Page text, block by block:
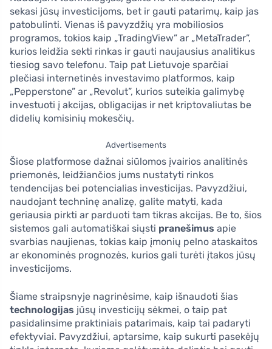
sekasi jūsų investicijoms, bet ir gauti patarimų, kaip jas
patobulinti. Vienas iš pavyzdžių yra mobiliosios
programos, tokios kaip „TradingView” ar „MetaTrader”,
kurios leidžia sekti rinkas ir gauti naujausius analitikus
tiesiog savo telefonu. Taip pat Lietuvoje sparčiai
plečiasi internetinės investavimo platformos, kaip
„Pepperstone” ar „Revolut”, kurios suteikia galimybę
investuoti į akcijas, obligacijas ir net kriptovaliutas be
didelių komisinių mokesčių.
Advertisements
Šiose platformose dažnai siūlomos įvairios analitinės
priemonės, leidžiančios jums nustatyti rinkos
tendencijas bei potencialias investicijas. Pavyzdžiui,
naudojant techninę analizę, galite matyti, kada
geriausia pirkti ar parduoti tam tikras akcijas. Be to, šios
sistemos gali automatiškai siųsti pranešimus apie
svarbias naujienas, tokias kaip įmonių pelno ataskaitos
ar ekonominės prognozės, kurios gali turėti įtakos jūsų
investicijoms.
Šiame straipsnyje nagrinėsime, kaip išnaudoti šias
technologijas jūsų investicijų sėkmei, o taip pat
pasidalinsime praktiniais patarimais, kaip tai padaryti
efektyviai. Pavyzdžiui, aptarsime, kaip sukurti pasekėjų